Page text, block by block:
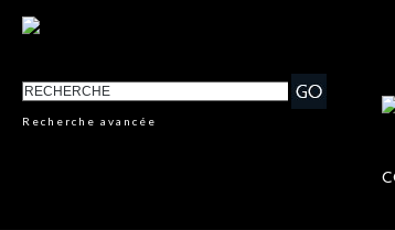
Recherche avancée